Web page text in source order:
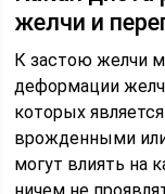
желчи и
К застою желчи
деформации
которых
врожденными
могут влиять на